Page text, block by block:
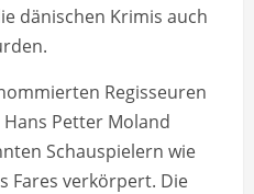
dänischen Krimis auch
Regisseuren
Petter Moland
Schauspielern wie
Fares verkörpert. Die